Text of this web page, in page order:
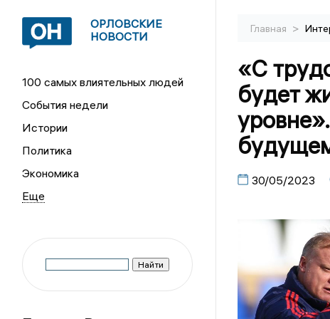
ОРЛОВСКИЕ
НОВОСТИ
100 самых влиятельных людей
События недели
Истории
Политика
Экономика
Главная >
«С
будет
30/05/2023